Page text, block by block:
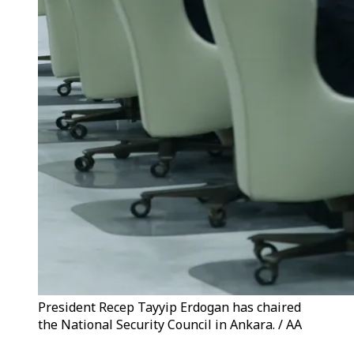
President Recep Tayyip Erdogan has chaired
the National Security Council in Ankara. / AA